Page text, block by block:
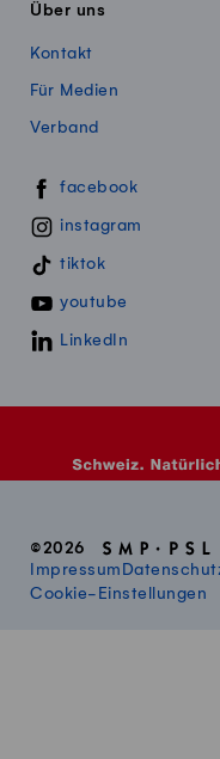
Über uns
Kontakt
Für Medien
Verband
Swissmillk auf Social
facebook
instagram
tiktok
youtube
LinkedIn
©2026
Impressum
Cookie-Einstellungen